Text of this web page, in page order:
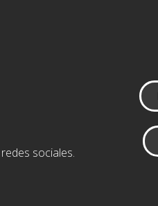
sociales.